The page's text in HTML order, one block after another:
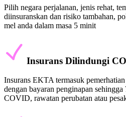
Pilih negara perjalanan, jenis rehat,
diinsuranskan dan risiko tambahan,
mel anda dalam masa 5 minit
Insurans Dilindungi
Insurans EKTA termasuk
dengan bayaran penginapan
COVID, rawatan perubatan atau